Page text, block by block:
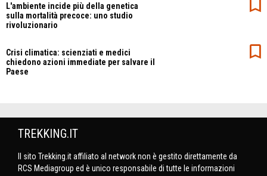
L'ambiente incide più della genetica
sulla mortalità precoce: uno studio
rivoluzionario
Crisi climatica: scienziati e medici
chiedono azioni immediate per salvare il
Paese
TREKKING.IT
Il sito Trekking.it affiliato al network non è gestito direttamente da
RCS Mediagroup ed è unico responsabile di tutte le informazioni